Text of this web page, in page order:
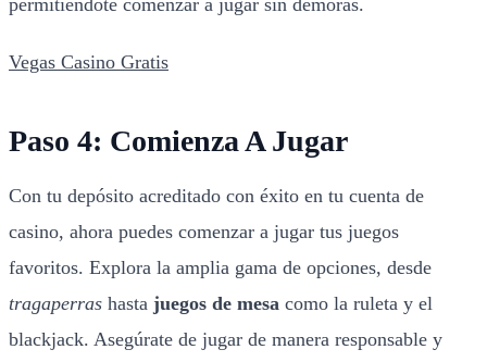
Vegas Casino Gratis
Paso 4: Comienza A Jugar
Con tu depósito acreditado con éxito en tu cuenta de
casino, ahora puedes comenzar a jugar tus juegos
favoritos. Explora la amplia gama de opciones, desde
tragaperras hasta juegos de mesa como la ruleta y el
blackjack. Asegúrate de jugar de manera responsable y